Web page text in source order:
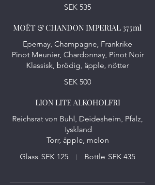
SEK 535
MOËT & CHANDON IMPERIAL 375ml
Epernay, Champagne, Frankrike
Pinot Meunier, Chardonnay, Pinot Noir
Klassisk, brödig, äpple, nötter
SEK 500
LION LITE ALKOHOLFRI
Reichsrat von Buhl, Deidesheim, Pfalz,
Tyskland
Torr, äpple, melon
Glass SEK 125 Bottle SEK 435